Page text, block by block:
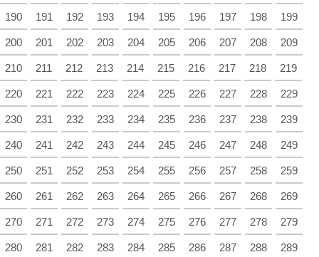
190 191 192 193 194 195 196 197 198 199
200 201 202 203 204 205 206 207 208 209
210 211 212 213 214 215 216 217 218 219
220 221 222 223 224 225 226 227 228 229
230 231 232 233 234 235 236 237 238 239
240 241 242 243 244 245 246 247 248 249
250 251 252 253 254 255 256 257 258 259
260 261 262 263 264 265 266 267 268 269
270 271 272 273 274 275 276 277 278 279
280 281 282 283 284 285 286 287 288 289